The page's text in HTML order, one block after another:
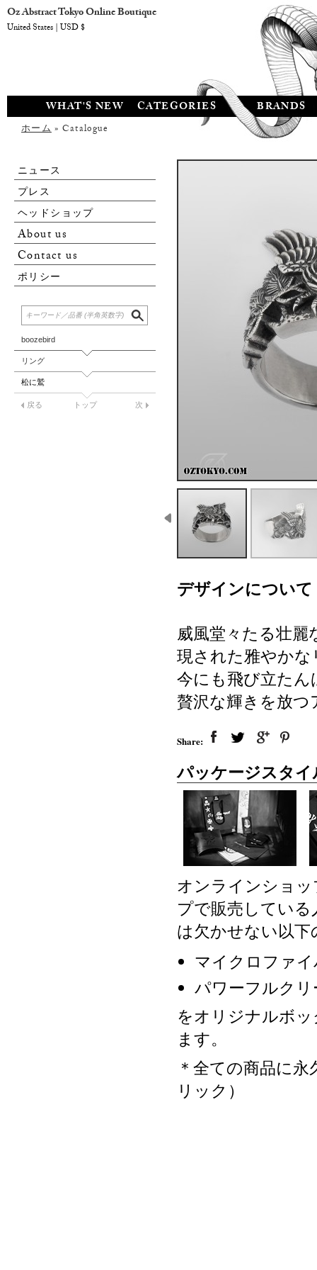
WHAT'S NEW CATEGORIES BRANDS
ホーム» Catalogue
ニュース
プレス
ヘッドショップ
About us
Contact us
ポリシー
boozebird
リング
松に鷲
戻る トップ 次
デザインについて
威風堂々たる壮
現された雅やかな
今にも飛び立た
贅沢な輝きを放つ
Share:
パッケージスタ
オンラインショ
プで販売してい
は欠かせない以
マイクロファ
パワーフルク
をオリジナルボ
ます。
＊全ての商品に
リック）
Oz Abstract Tokyo Online Boutique
United States | USD $